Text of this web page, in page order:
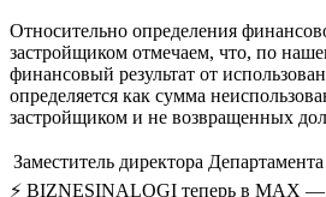
Относительно определения
застройщиком отмечаем, что, по
финансовый результат от
определяется как сумма
застройщиком и не возвращенных
Заместитель директора Департамента
⚡ BIZNESINALOGI теперь в MAX —